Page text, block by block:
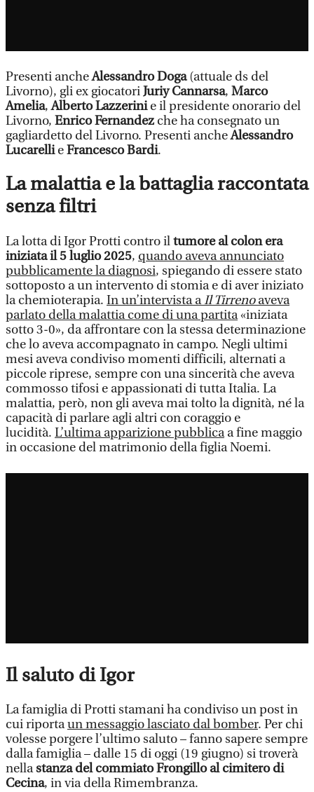
Presenti ancheAlessandro Doga(attuale ds del
Livorno), gli ex giocatoriJuriy Cannarsa, Marco
Amelia,Alberto Lazzerinie il presidente onorario del
Livorno, Enrico Fernandez che ha consegnato un
gagliardetto del Livorno. Presenti ancheAlessandro
LucarellieFrancesco Bardi.
La malattia e la battaglia raccontata
senza filtri
La lotta di Igor Protti contro iltumore al colon era
iniziata il 5 luglio 2025, quando aveva annunciato
pubblicamente la diagnosi, spiegando di essere stato
sottoposto a un intervento di stomia e di aver iniziato
la chemioterapia. In un’intervista aIl Tirrenoaveva
parlato della malattia come di una partita«iniziata
sotto 3-0», da affrontare con la stessa determinazione
che lo aveva accompagnato in campo. Negli ultimi
mesi aveva condiviso momenti difficili, alternati a
piccole riprese, sempre con una sincerità che aveva
commosso tifosi e appassionati di tutta Italia. La
malattia, però, non gli aveva mai tolto la dignità, né la
capacità di parlare agli altri con coraggio e
lucidità. L’ultima apparizione pubblicaa fine maggio
in occasione del matrimonio della figlia Noemi.
Il saluto di Igor
La famiglia di Protti stamani ha condiviso un post in
cui riportaun messaggio lasciato dal bomber. Per chi
volesse porgere l’ultimo saluto – fanno sapere sempre
dalla famiglia – dalle 15 di oggi (19 giugno) si troverà
nellastanza del commiato Frongillo al cimitero di
Cecina, in via della Rimembranza.